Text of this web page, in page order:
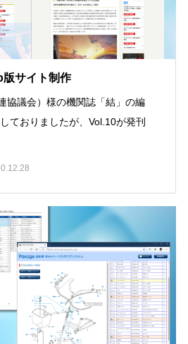
サイト制作
協議会）様の機関誌「結」の編
ておりましたが、Vol.10が発刊